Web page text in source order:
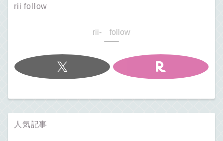
rii follow
rii- follow
人気記事